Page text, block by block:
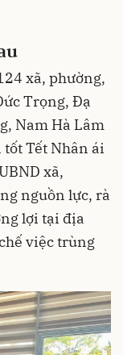
xã, phường,
Trọng, Đạ
Nam Hà Lâm
Tết Nhân ái
xã,
nguồn lực, rà
lợi tại địa
việc trùng